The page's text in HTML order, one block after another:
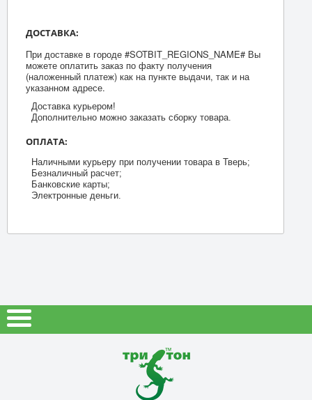
ДОСТАВКА:
При доставке в городе #SOTBIT_REGIONS_NAME# Вы
можете оплатить заказ по факту получения
(наложенный платеж) как на пункте выдачи, так и на
указанном адресе.
Доставка курьером!
Дополнительно можно заказать сборку товара.
ОПЛАТА:
Наличными курьеру при получении товара в Тверь;
Безналичный расчет;
Банковские карты;
Электронные деньги.